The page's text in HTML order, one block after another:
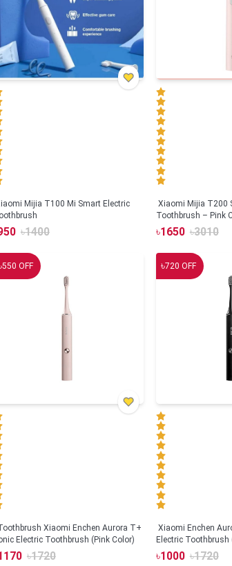
Mijia T100 Mi Smart Electric
৳1400
Xiaomi Mijia T200
Toothbrush – Pink
৳1650 ৳3010
550 OFF
Xiaomi Enchen Aurora T+
Electric Toothbrush (Pink Color)
৳1720
৳720 OFF
Xiaomi Enchen
Electric Toothbrush
৳1000 ৳1720